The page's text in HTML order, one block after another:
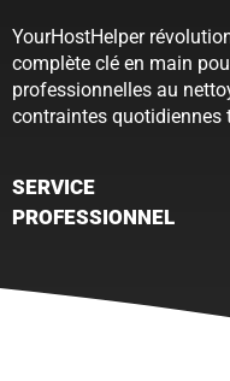
YourHostHelper
complète clé en main
professionnelles au
contraintes quotidiennes
SERVICE
PROFESSIONNEL